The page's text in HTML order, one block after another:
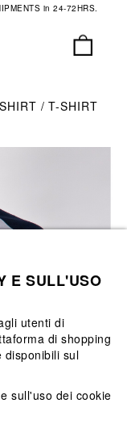
in 24-72HRS.
T-SHIRT
E SULL'USO
utenti di
di shopping
disponibili sul
sull'uso dei cookie